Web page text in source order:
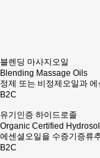
블렌딩 마사지오일
Blending Massage Oils
정제 또는 비정제오일과
B2C
유기인증 하이드로졸
Organic Certified Hydrosol
에센셜오일을 수증기증류
B2C